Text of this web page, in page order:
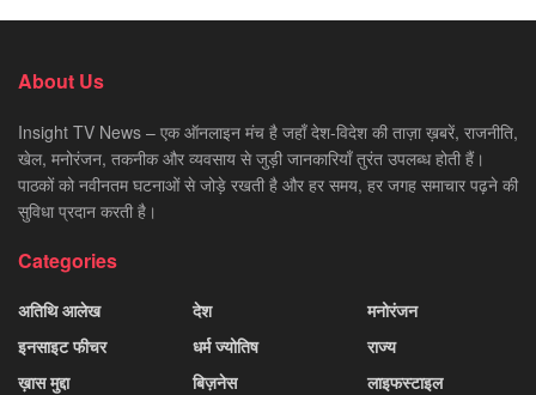
About Us
Insight TV News – एक ऑनलाइन मंच है जहाँ देश-विदेश की ताज़ा ख़बरें, राजनीति,
खेल, मनोरंजन, तकनीक और व्यवसाय से जुड़ी जानकारियाँ तुरंत उपलब्ध होती हैं।
पाठकों को नवीनतम घटनाओं से जोड़े रखती है और हर समय, हर जगह समाचार पढ़ने की
सुविधा प्रदान करती है।
Categories
अतिथि आलेख
इनसाइट फीचर
ख़ास मुद्दा
देश
धर्म ज्योतिष
बिज़नेस
मनोरंजन
राज्य
लाइफस्टाइल